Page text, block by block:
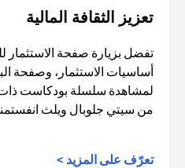
تعزيز الثقافة المالية
تفضل بزيارة صفحة الاستثمار
أساسيات الاستثمار، وصفحة
لمشاهدة سلسلة بودكاست
من سيتي جلوبال ويلث
تعرّف على المزيد >